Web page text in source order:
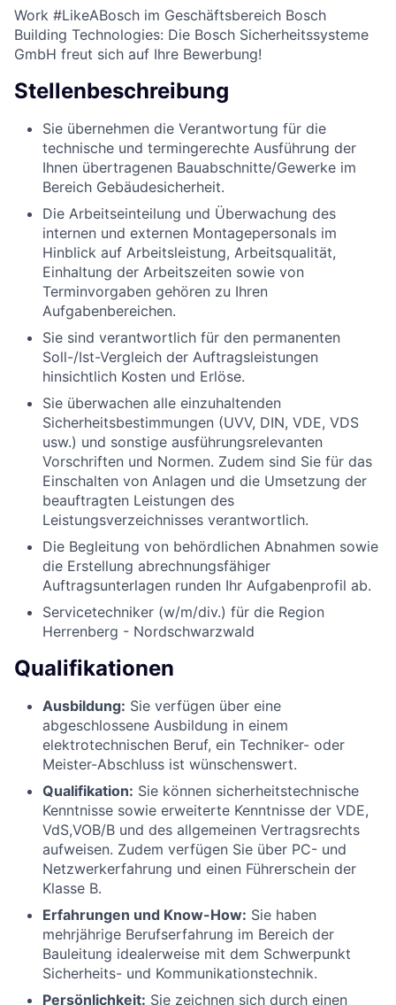
Work #LikeABosch im Geschäftsbereich Bosch
Building Technologies: Die Bosch Sicherheitssysteme
GmbH freut sich auf Ihre Bewerbung!
Stellenbeschreibung
Sie übernehmen die Verantwortung für die
technische und termingerechte Ausführung der
Ihnen übertragenen Bauabschnitte/Gewerke im
Bereich Gebäudesicherheit.
Die Arbeitseinteilung und Überwachung des
internen und externen Montagepersonals im
Hinblick auf Arbeitsleistung, Arbeitsqualität,
Einhaltung der Arbeitszeiten sowie von
Terminvorgaben gehören zu Ihren
Aufgabenbereichen.
Sie sind verantwortlich für den permanenten
Soll-/Ist-Vergleich der Auftragsleistungen
hinsichtlich Kosten und Erlöse.
Sie überwachen alle einzuhaltenden
Sicherheitsbestimmungen (UVV, DIN, VDE, VDS
usw.) und sonstige ausführungsrelevanten
Vorschriften und Normen. Zudem sind Sie für das
Einschalten von Anlagen und die Umsetzung der
beauftragten Leistungen des
Leistungsverzeichnisses verantwortlich.
Die Begleitung von behördlichen Abnahmen sowie
die Erstellung abrechnungsfähiger
Auftragsunterlagen runden Ihr Aufgabenprofil ab.
Servicetechniker (w/m/div.) für die Region
Herrenberg - Nordschwarzwald
Qualifikationen
Ausbildung: Sie verfügen über eine
abgeschlossene Ausbildung in einem
elektrotechnischen Beruf, ein Techniker- oder
Meister-Abschluss ist wünschenswert.
Qualifikation: Sie können sicherheitstechnische
Kenntnisse sowie erweiterte Kenntnisse der VDE,
VdS,VOB/B und des allgemeinen Vertragsrechts
aufweisen. Zudem verfügen Sie über PC- und
Netzwerkerfahrung und einen Führerschein der
Klasse B.
Erfahrungen und Know-How: Sie haben
mehrjährige Berufserfahrung im Bereich der
Bauleitung idealerweise mit dem Schwerpunkt
Sicherheits- und Kommunikationstechnik.
Persönlichkeit: Sie zeichnen sich durch einen